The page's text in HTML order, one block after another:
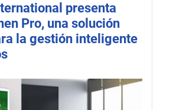
presenta
Pro, una solución
la gestión inteligente